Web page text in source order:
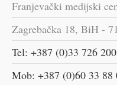
Franjevački medijski
Zagrebačka 18, BiH -
Tel: +387 (0)33 726 200
Mob: +387 (0)60 33 88